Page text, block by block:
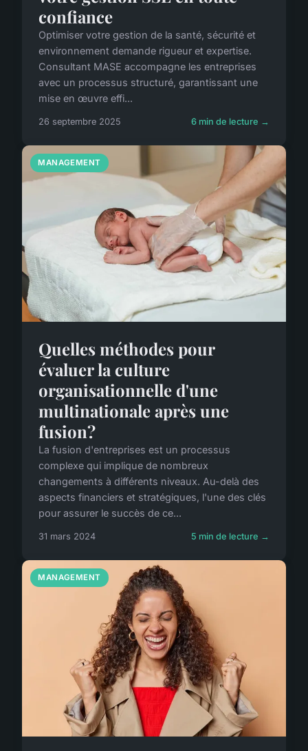
confiance
Optimiser votre gestion de la santé, sécurité et
environnement demande rigueur et expertise.
Consultant MASE accompagne les entreprises
avec un processus structuré, garantissant une
mise en œuvre effi...
26 septembre 2025 6 min de lecture →
MANAGEMENT
Quelles méthodes pour
évaluer la culture
organisationnelle d'une
multinationale après une
fusion?
La fusion d'entreprises est un processus
complexe qui implique de nombreux
changements à différents niveaux. Au-delà des
aspects financiers et stratégiques, l'une des clés
pour assurer le succès de ce...
31 mars 2024 5 min de lecture →
MANAGEMENT